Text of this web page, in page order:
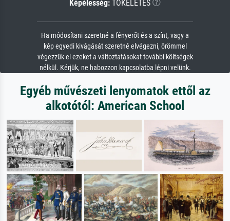
Képélesség: TÖKÉLETES
Ha módosítani szeretné a fényerőt és a színt, vagy a
kép egyedi kivágását szeretné elvégezni, örömmel
végezzük el ezeket a változtatásokat további költségek
nélkül. Kérjük, ne habozzon kapcsolatba lépni velünk.
Egyéb művészeti lenyomatok ettől az
alkotótól: American School